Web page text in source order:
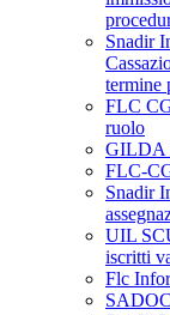
Snadir
termine
FLC
ruolo
GILDA
FLC-
Snadir
UIL
iscritti
Flc